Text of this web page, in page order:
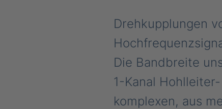
Drehkupplungen
Die Bandbreite
1-Kanal
komplexen, aus